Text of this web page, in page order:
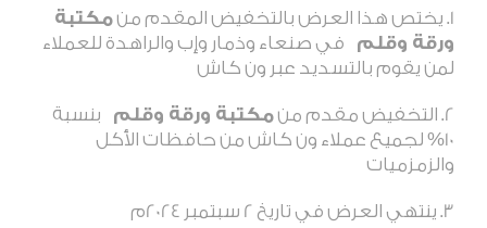
يختص هذا العرض بالتخفيض المقدم من مكتبة
ورقة وقلم في صنعاء وذمار وإب والراهدة للعملاء
لمن يقوم بالتسديد عبر ون كاش
التخفيض مقدم من مكتبة ورقة وقلم
بنسبة
10% لجميع عملاء ون كاش من حافظات الأكل
والزمزميات
ينتهي العرض في تاريخ 2 سبتمبر 2024م